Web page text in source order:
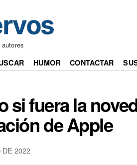
HUMOR CONTACTAR
si fuera la
de Apple
2022